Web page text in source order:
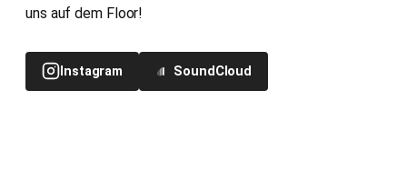
uns auf dem Floor!
Instagram SoundCloud